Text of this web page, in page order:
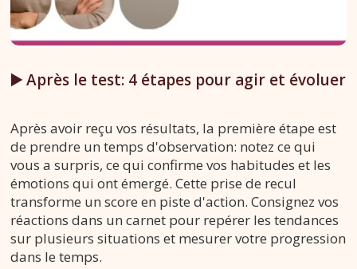
▶️ Après le test: 4 étapes pour agir et évoluer
Après avoir reçu vos résultats, la première étape est
de prendre un temps d'observation: notez ce qui
vous a surpris, ce qui confirme vos habitudes et les
émotions qui ont émergé. Cette prise de recul
transforme un score en piste d'action. Consignez vos
réactions dans un carnet pour repérer les tendances
sur plusieurs situations et mesurer votre progression
dans le temps.